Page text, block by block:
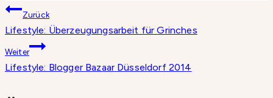
Beitragsnavigation
Zurück
Lifestyle: Überzeugungsarbeit für Grinches
Weiter
Lifestyle: Blogger Bazaar Düsseldorf 2014